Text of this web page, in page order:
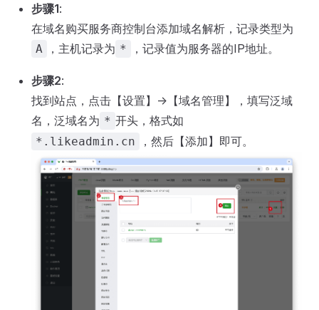
步骤1:
在域名购买服务商控制台添加域名解析，记录类型为
A ，主机记录为 * ，记录值为服务器的IP地址。
步骤2:
找到站点，点击【设置】->【域名管理】，填写泛域
名，泛域名为 * 开头，格式如
*.likeadmin.cn ，然后【添加】即可。